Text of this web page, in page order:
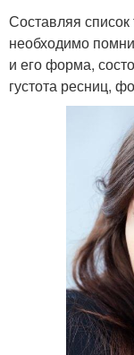
Составляя
необходимо
и его форма,
густота ресниц,